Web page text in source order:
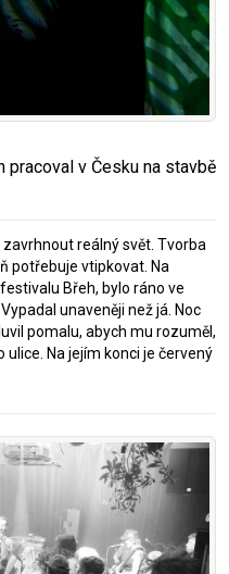
pracoval v Česku na stavbě
reálný svět. Tvorba
potřebuje vtipkovat. Na
Břeh, bylo ráno ve
unaveněji než já. Noc
pomalu, abych mu rozuměl,
Na jejím konci je červený